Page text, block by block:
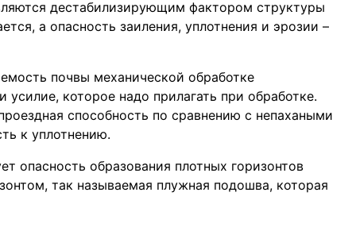
дестабилизирующим фактором структуры
а опасность заиления, уплотнения и эрозии –
почвы механической обработке
которое надо прилагать при обработке.
способность по сравнению с непахаными
к уплотнению.
опасность образования плотных горизонтов
так называемая плужная подошва, которая